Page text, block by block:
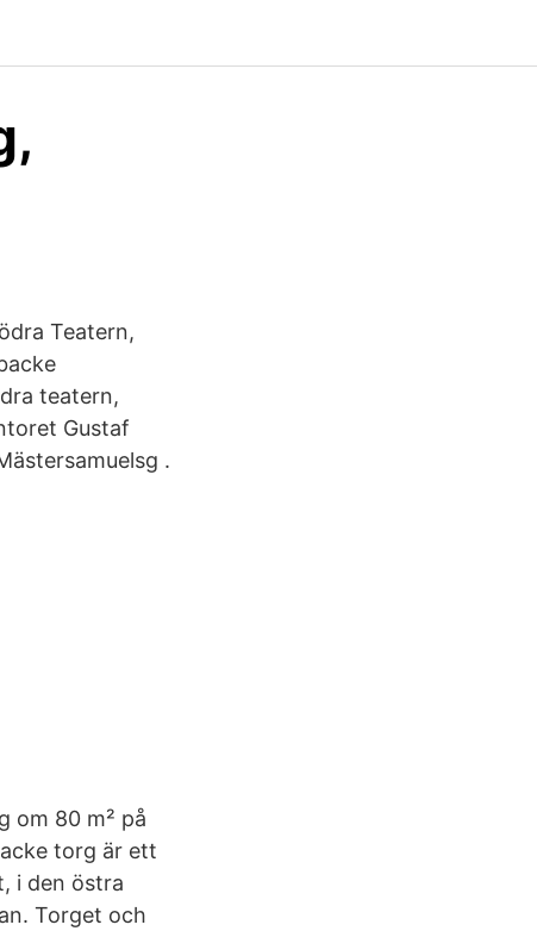
Teatern,
teatern,
Gustaf
.
om 80 m² på
torg är ett
i den östra
Torget och